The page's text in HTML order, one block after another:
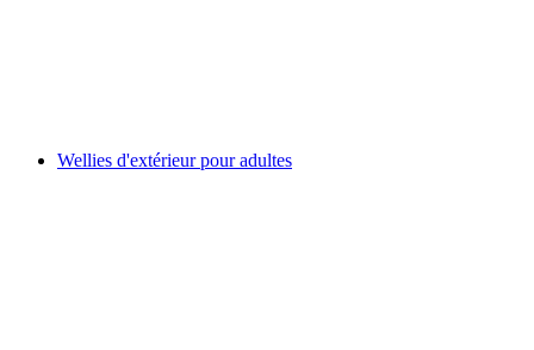
Wellies d'extérieur pour adultes